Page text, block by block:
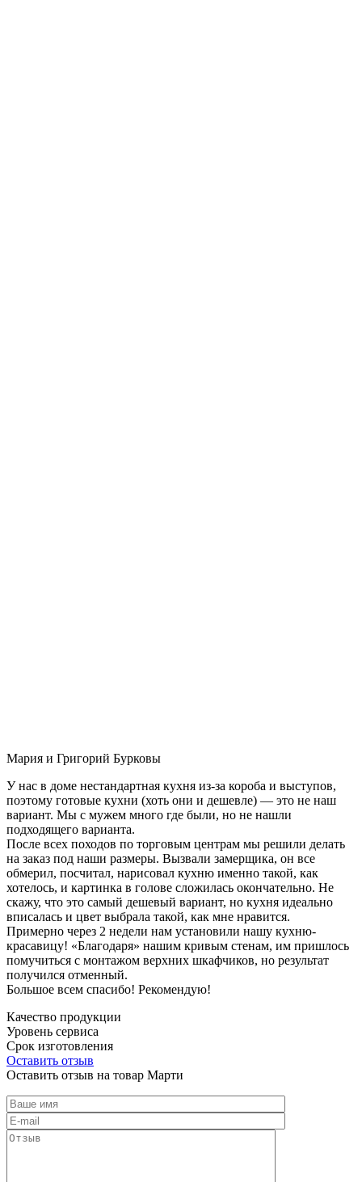
Мария и Григорий Бурковы
У нас в доме нестандартная кухня из-за короба и выступов,
поэтому готовые кухни (хоть они и дешевле) — это не наш
вариант. Мы с мужем много где были, но не нашли
подходящего варианта.
После всех походов по торговым центрам мы решили делать
на заказ под наши размеры. Вызвали замерщика, он все
обмерил, посчитал, нарисовал кухню именно такой, как
хотелось, и картинка в голове сложилась окончательно. Не
скажу, что это самый дешевый вариант, но кухня идеально
вписалась и цвет выбрала такой, как мне нравится.
Примерно через 2 недели нам установили нашу кухню-
красавицу! «Благодаря» нашим кривым стенам, им пришлось
помучиться с монтажом верхних шкафчиков, но результат
получился отменный.
Большое всем спасибо! Рекомендую!
Качество продукции
Уровень сервиса
Срок изготовления
Оставить отзыв
Оставить отзыв на товар Марти